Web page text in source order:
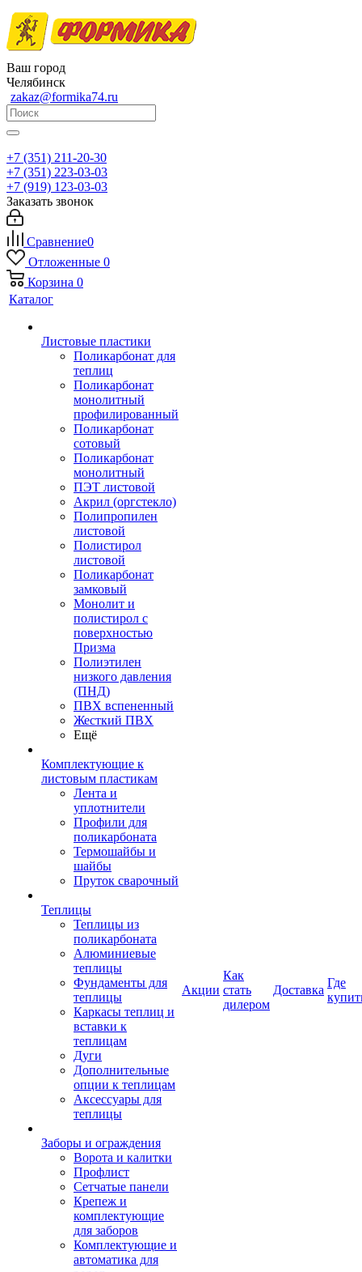
Ваш город
Челябинск
zakaz@formika74.ru
+7 (351) 211-20-30
+7 (351) 223-03-03
+7 (919) 123-03-03
Заказать звонок
Сравнение0
Отложенные 0
Корзина 0
Каталог
Листовые пластики
Поликарбонат для
теплиц
Поликарбонат
монолитный
профилированный
Поликарбонат
сотовый
Поликарбонат
монолитный
ПЭТ листовой
Акрил (оргстекло)
Полипропилен
листовой
Полистирол
листовой
Поликарбонат
замковый
Монолит и
полистирол с
поверхностью
Призма
Полиэтилен
низкого давления
(ПНД)
ПВХ вспененный
Жесткий ПВХ
Ещё
Комплектующие к
листовым пластикам
Лента и
уплотнители
Профили для
поликарбоната
Термошайбы и
шайбы
Пруток сварочный
Теплицы
Теплицы из
поликарбоната
Алюминиевые
теплицы
Фундаменты для
теплицы
Каркасы теплиц и
вставки к
теплицам
Дуги
Дополнительные
опции к теплицам
Аксессуары для
теплицы
Заборы и ограждения
Ворота и калитки
Профлист
Сетчатые панели
Крепеж и
комплектующие
для заборов
Комплектующие и
автоматика для
Акции
Как
стать
дилером
Доставка
Где